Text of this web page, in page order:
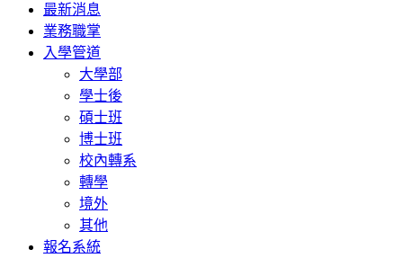
最新消息
業務職掌
入學管道
大學部
學士後
碩士班
博士班
校內轉系
轉學
境外
其他
報名系統